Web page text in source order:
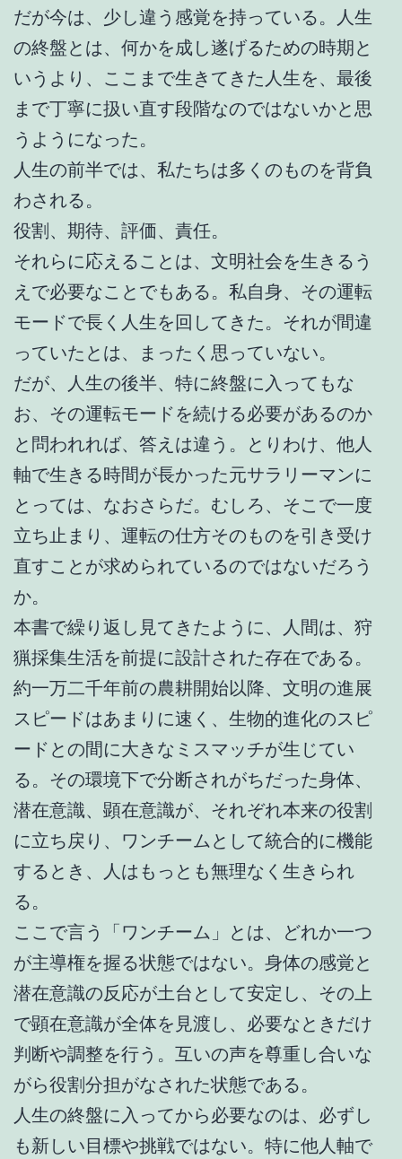
だが今は、少し違う感覚を持っている。人生
の終盤とは、何かを成し遂げるための時期と
いうより、ここまで生きてきた人生を、最後
まで丁寧に扱い直す段階なのではないかと思
うようになった。
人生の前半では、私たちは多くのものを背負
わされる。
役割、期待、評価、責任。
それらに応えることは、文明社会を生きるう
えで必要なことでもある。私自身、その運転
モードで長く人生を回してきた。それが間違
っていたとは、まったく思っていない。
だが、人生の後半、特に終盤に入ってもな
お、その運転モードを続ける必要があるのか
と問われれば、答えは違う。とりわけ、他人
軸で生きる時間が長かった元サラリーマンに
とっては、なおさらだ。むしろ、そこで一度
立ち止まり、運転の仕方そのものを引き受け
直すことが求められているのではないだろう
か。
本書で繰り返し見てきたように、人間は、狩
猟採集生活を前提に設計された存在である。
約一万二千年前の農耕開始以降、文明の進展
スピードはあまりに速く、生物的進化のスピ
ードとの間に大きなミスマッチが生じてい
る。その環境下で分断されがちだった身体、
潜在意識、顕在意識が、それぞれ本来の役割
に立ち戻り、ワンチームとして統合的に機能
するとき、人はもっとも無理なく生きられ
る。
ここで言う「ワンチーム」とは、どれか一つ
が主導権を握る状態ではない。身体の感覚と
潜在意識の反応が土台として安定し、その上
で顕在意識が全体を見渡し、必要なときだけ
判断や調整を行う。互いの声を尊重し合いな
がら役割分担がなされた状態である。
人生の終盤に入ってから必要なのは、必ずし
も新しい目標や挑戦ではない。特に他人軸で